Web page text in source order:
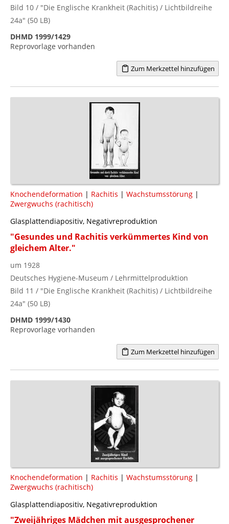
Bild 10 / "Die Englische Krankheit (Rachitis) / Lichtbildreihe
24a" (50 LB)
DHMD 1999/1429
Reprovorlage vorhanden
Zum Merkzettel hinzufügen
Knochendeformation | Rachitis | Wachstumsstörung |
Zwergwuchs (rachitisch)
Glasplattendiapositiv, Negativreproduktion
"Gesundes und Rachitis verkümmertes Kind von
gleichem Alter."
um 1928
Deutsches Hygiene-Museum / Lehrmittelproduktion
Bild 11 / "Die Englische Krankheit (Rachitis) / Lichtbildreihe
24a" (50 LB)
DHMD 1999/1430
Reprovorlage vorhanden
Zum Merkzettel hinzufügen
Knochendeformation | Rachitis | Wachstumsstörung |
Zwergwuchs (rachitisch)
Glasplattendiapositiv, Negativreproduktion
"Zweijähriges Mädchen mit ausgesprochener